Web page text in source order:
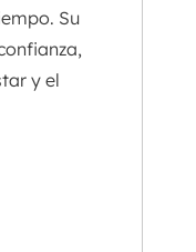
Su
y el